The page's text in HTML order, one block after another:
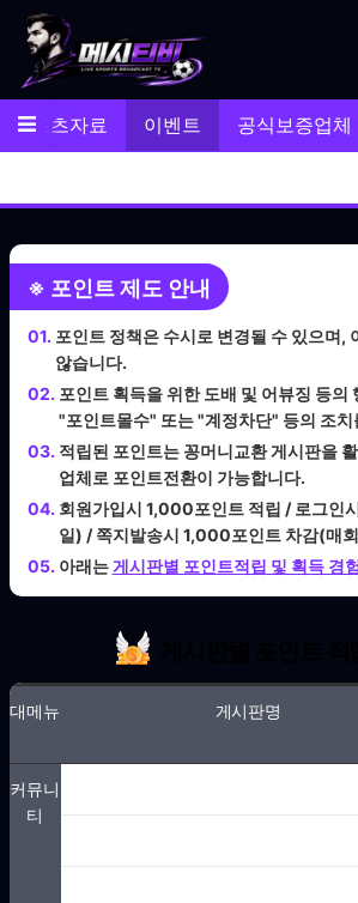
메뉴
스포츠자료 이벤트 공식보증업체
※ 포인트 제도 안내
01. 포인트 정책은 수시로 변경될 수 있으며,
않습니다.
02. 포인트 획득을 위한 도배 및 어뷰징 등의
"포인트몰수" 또는 "계정차단" 등의 조치
03. 적립된 포인트는 꽁머니교환 게시판을
업체로 포인트전환이 가능합니다.
04. 회원가입시 1,000포인트 적립 / 로그인
일) / 쪽지발송시 1,000포인트 차감(매
05. 아래는게시판별 포인트적립 및 획득 경
대메뉴 게시판명
커뮤니
티